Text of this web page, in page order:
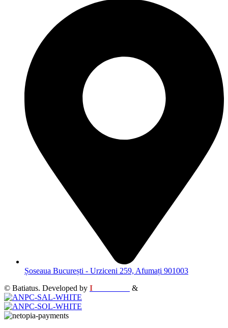
Șoseaua București - Urziceni 259, Afumați 901003
© Batiatus. Developed by I &